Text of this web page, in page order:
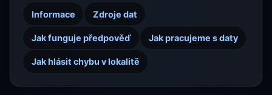
Informace Zdroje dat
Jak funguje předpověď Jak pracujeme s daty
Jak hlásit chybu v lokalitě